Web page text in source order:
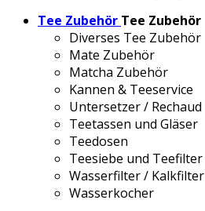
Tee Zubehör Tee Zubehör
Diverses Tee Zubehör
Mate Zubehör
Matcha Zubehör
Kannen & Teeservice
Untersetzer / Rechaud
Teetassen und Gläser
Teedosen
Teesiebe und Teefilter
Wasserfilter / Kalkfilter
Wasserkocher